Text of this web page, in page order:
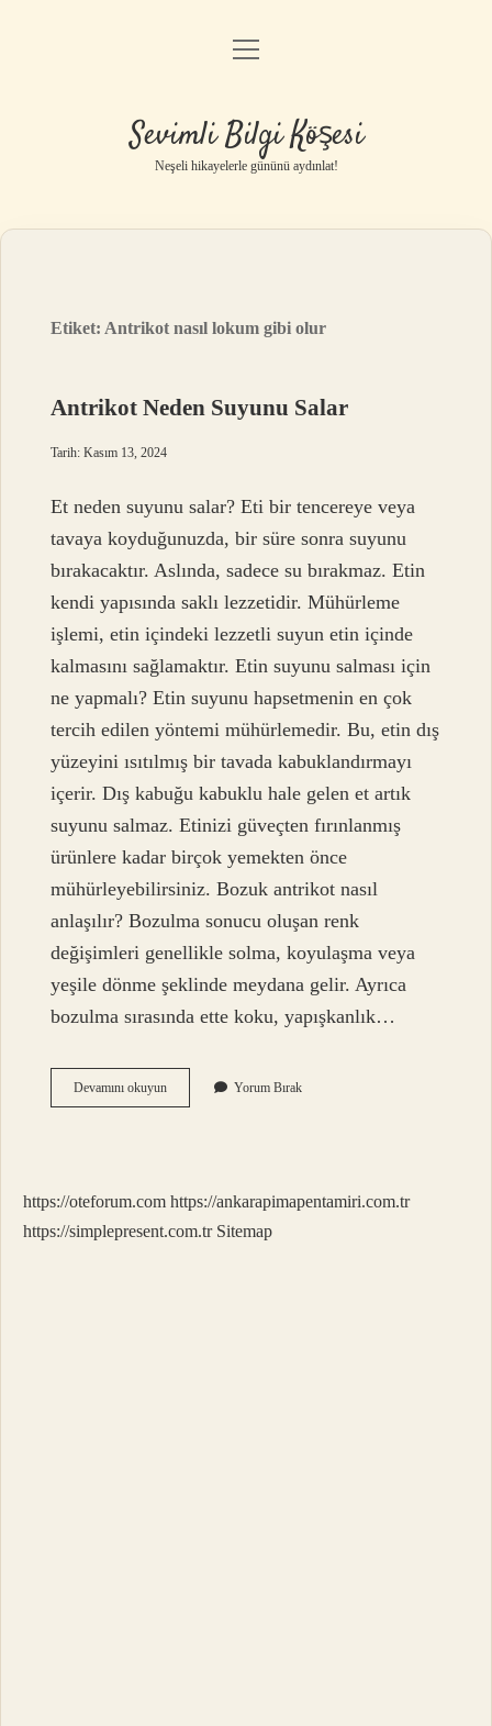
Anasayfa
Yasal Uyarı
menüyü
Sevimli Bilgi Köşesi
Neşeli hikayelerle gününü aydınlat!
Etiket: Antrikot nasıl lokum gibi olur
Antrikot Neden Suyunu Salar
Tarih: Kasım 13, 2024
Et neden suyunu salar? Eti bir tencereye veya
tavaya koyduğunuzda, bir süre sonra suyunu
bırakacaktır. Aslında, sadece su bırakmaz. Etin
kendi yapısında saklı lezzetidir. Mühürleme
işlemi, etin içindeki lezzetli suyun etin içinde
kalmasını sağlamaktır. Etin suyunu salması için
ne yapmalı? Etin suyunu hapsetmenin en çok
tercih edilen yöntemi mühürlemedir. Bu, etin dış
yüzeyini ısıtılmış bir tavada kabuklandırmayı
içerir. Dış kabuğu kabuklu hale gelen et artık
suyunu salmaz. Etinizi güveçten fırınlanmış
ürünlere kadar birçok yemekten önce
mühürleyebilirsiniz. Bozuk antrikot nasıl
anlaşılır? Bozulma sonucu oluşan renk
değişimleri genellikle solma, koyulaşma veya
yeşile dönme şeklinde meydana gelir. Ayrıca
bozulma sırasında ette koku, yapışkanlık…
Devamını okuyunAntrikot
Neden
Yorum Bırak
https://oteforum.com https://ankarapimapentamiri.com.tr
https://simplepresent.com.tr Sitemap